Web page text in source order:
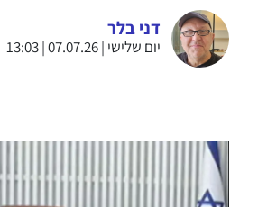
דני בלר
יום שלישי | 07.07.26 | 13:03